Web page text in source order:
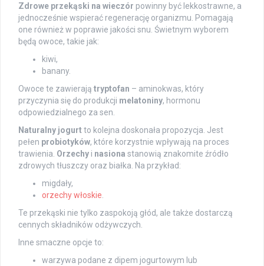
Zdrowe przekąski na wieczór powinny być lekkostrawne, a
jednocześnie wspierać regenerację organizmu. Pomagają
one również w poprawie jakości snu. Świetnym wyborem
będą owoce, takie jak:
kiwi,
banany.
Owoce te zawierają tryptofan – aminokwas, który
przyczynia się do produkcji melatoniny, hormonu
odpowiedzialnego za sen.
Naturalny jogurtto kolejna doskonała propozycja. Jest
pełen probiotyków, które korzystnie wpływają na proces
trawienia. Orzechy i nasiona stanowią znakomite źródło
zdrowych tłuszczy oraz białka. Na przykład:
migdały,
orzechy włoskie
Te przekąski nie tylko zaspokoją głód, ale także dostarczą
cennych składników odżywczych.
Inne smaczne opcje to:
warzywa podane z dipem jogurtowym lub